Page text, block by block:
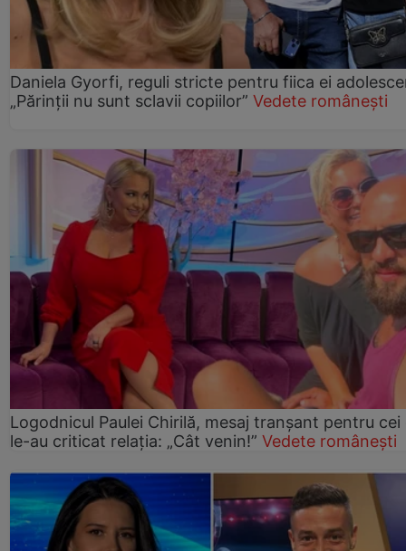
Daniela Gyorfi, reguli stricte pentru fiica ei
„Părinții nu sunt sclavii copiilor” Vedete românești
Logodnicul Paulei Chirilă, mesaj tranșant pentru cei
le-au criticat relația: „Cât venin!” Vedete românești